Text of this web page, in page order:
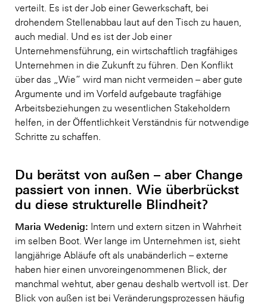
verteilt. Es ist der Job einer Gewerkschaft, bei
drohendem Stellenabbau laut auf den Tisch zu hauen,
auch medial. Und es ist der Job einer
Unternehmensführung, ein wirtschaftlich tragfähiges
Unternehmen in die Zukunft zu führen. Den Konflikt
über das „Wie“ wird man nicht vermeiden – aber gute
Argumente und im Vorfeld aufgebaute tragfähige
Arbeitsbeziehungen zu wesentlichen Stakeholdern
helfen, in der Öffentlichkeit Verständnis für notwendige
Schritte zu schaffen.
Du berätst von außen – aber Change
passiert von innen. Wie überbrückst
du diese strukturelle Blindheit?
Maria Wedenig: Intern und extern sitzen in Wahrheit
im selben Boot. Wer lange im Unternehmen ist, sieht
langjährige Abläufe oft als unabänderlich – externe
haben hier einen unvoreingenommenen Blick, der
manchmal wehtut, aber genau deshalb wertvoll ist. Der
Blick von außen ist bei Veränderungsprozessen häufig